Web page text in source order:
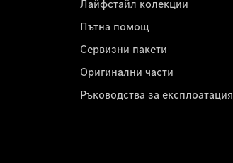
Лайфстайл колекции
Пътна помощ
Сервизни пакети
Оригинални части
Ръководства за експлоатация